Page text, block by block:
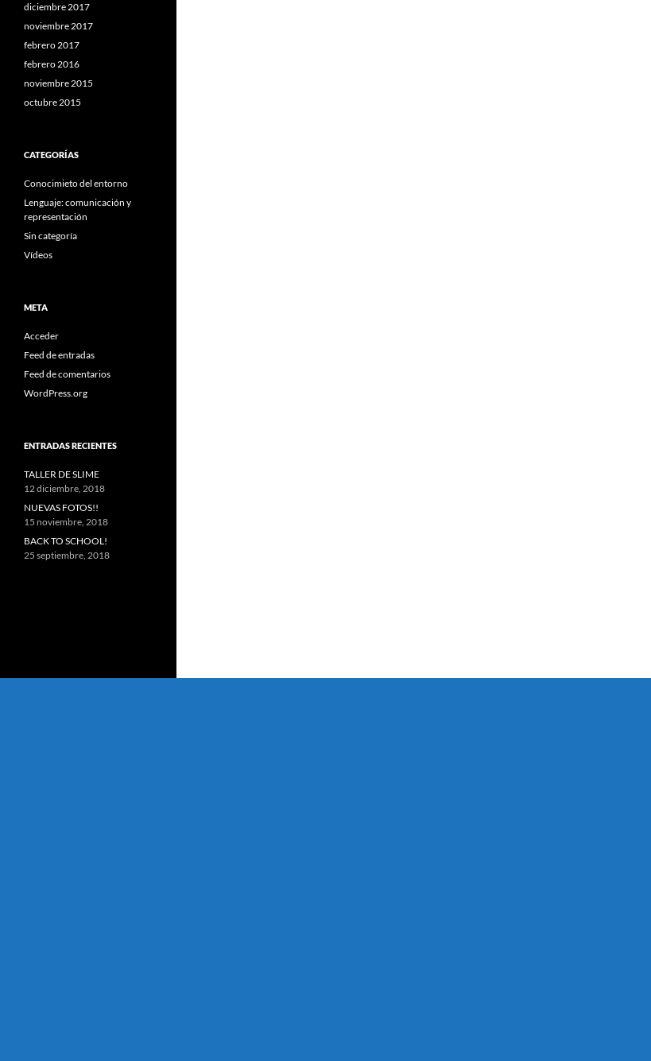
diciembre 2017
noviembre 2017
febrero 2017
febrero 2016
noviembre 2015
octubre 2015
CATEGORÍAS
Conocimieto del entorno
Lenguaje: comunicación y
representación
Sin categoría
Vídeos
META
Acceder
Feed de entradas
Feed de comentarios
WordPress.org
ENTRADAS RECIENTES
TALLER DE SLIME
12 diciembre, 2018
NUEVAS FOTOS!!
15 noviembre, 2018
BACK TO SCHOOL!
25 septiembre, 2018